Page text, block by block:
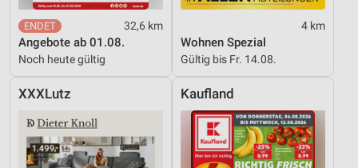
32,6 km
Angebote ab 01.08.
Noch heute gültig
4 km
Wohnen Spezial
Gültig bis Fr. 14.08.
XXXLutz Kaufland